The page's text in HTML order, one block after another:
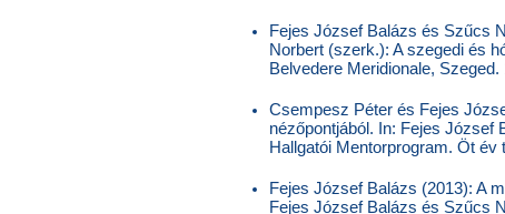
Fejes József Balázs és Szűcs
Norbert (szerk.): A szegedi és
Belvedere Meridionale, Szeged.
Csempesz Péter és Fejes
nézőpontjából. In: Fejes József
Hallgatói Mentorprogram. Öt év
Fejes József Balázs (2013): A
Fejes József Balázs és Szűcs